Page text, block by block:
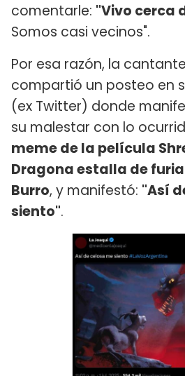
comentarle: "Vivo cerca
Somos casi vecinos".
Por esa razón, la cantante
compartió un posteo en
(ex Twitter) donde
su malestar con lo
meme de la película
Dragona estalla de
Burro, y manifestó: "Así
siento".